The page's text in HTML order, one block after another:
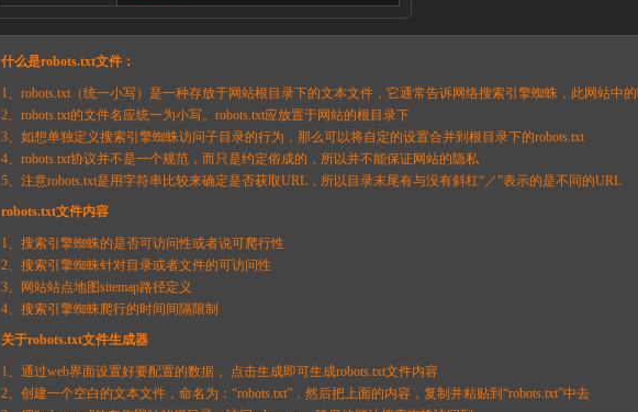
什么是robots.txt文件：
1、robots.txt（统一小写）是一种存放于网站根目录下的文本文件，它通常告诉网络搜索引擎蜘蛛，此网站中
2、robots.txt的文件名应统一为小写。robots.txt应放置于网站的根目录下
3、如想单独定义搜索引擎蜘蛛访问子目录的行为，那么可以将自定的设置合并到根目录下的robots.txt
4、robots.txt协议并不是一个规范，而只是约定俗成的，所以并不能保证网站的隐私
5、注意robots.txt是用字符串比较来确定是否获取URL，所以目录末尾有与没有斜杠“／”表示的是不同的URL
robots.txt文件内容
1、搜索引擎蜘蛛的是否可访问性或者说可爬行性
2、搜索引擎蜘蛛针对目录或者文件的可访问性
3、网站站点地图sitemap路径定义
4、搜索引擎蜘蛛爬行的时间间隔限制
关于robots.txt文件生成器
1、通过web界面设置好要配置的数据， 点击生成即可生成robots.txt文件内容
2、创建一个空白的文本文件，命名为：“robots.txt”，然后把上面的内容，复制并粘贴到“robots.txt”中去